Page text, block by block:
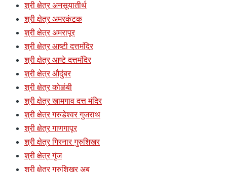
श्री क्षेत्र अनसूयातीर्थ
श्री क्षेत्र अमरकंटक
श्री क्षेत्र अमरापूर
श्री क्षेत्र आष्टी दत्तमंदिर
श्री क्षेत्र आष्टे दत्तमंदिर
श्री क्षेत्र औदुंबर
श्री क्षेत्र कोळंबी
श्री क्षेत्र खामगाव दत्त मंदिर
श्री क्षेत्र गरुडेश्वर गुजराथ
श्री क्षेत्र गाणगापूर
श्री क्षेत्र गिरनार गुरुशिखर
श्री क्षेत्र गुंज
श्री क्षेत्र गुरुशिखर अबु